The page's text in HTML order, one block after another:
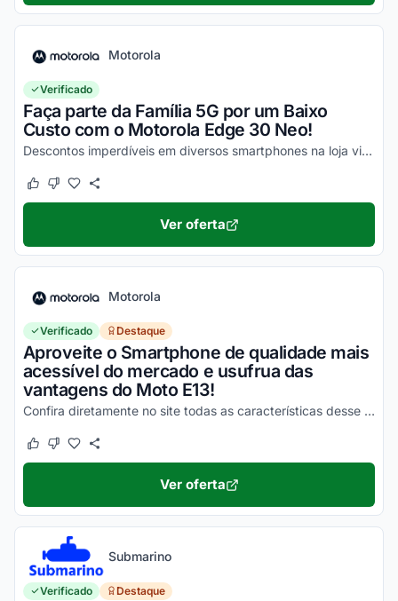
Motorola
Verificado
Faça parte da Família 5G por um Baixo
Custo com o Motorola Edge 30 Neo!
Descontos imperdíveis em diversos smartphones na loja virtual, incluindo o Moto Edge 30 Neo. Confira!
Este cupom funcionou
Este cupom não funcionou
Ver oferta
Motorola
Verificado Destaque
Aproveite o Smartphone de qualidade mais
acessível do mercado e usufrua das
vantagens do Moto E13!
Confira diretamente no site todas as características desse novo smartphone Motorola e aproveite!
Este cupom funcionou
Este cupom não funcionou
Ver oferta
Submarino
Verificado Destaque